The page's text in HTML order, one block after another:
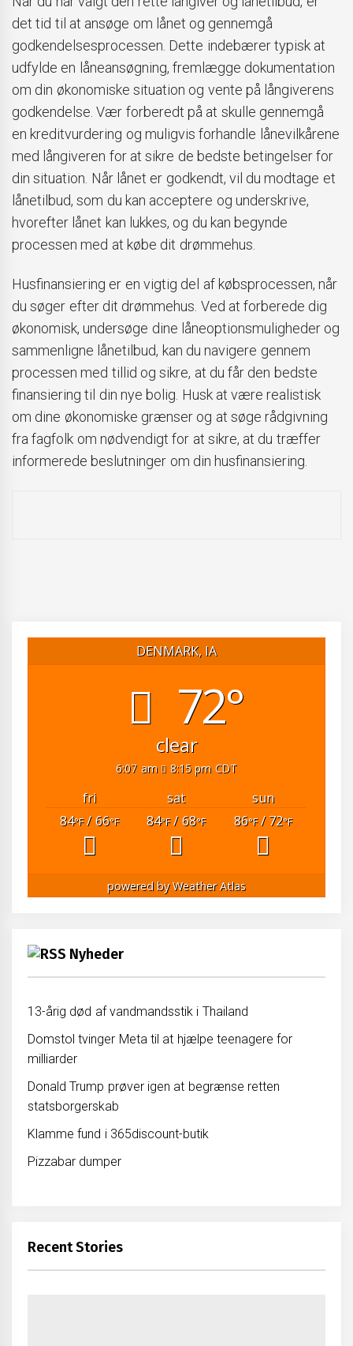
det tid til at ansøge om lånet og gennemgå
godkendelsesprocessen. Dette indebærer typisk at
udfylde en låneansøgning, fremlægge dokumentation
om din økonomiske situation og vente på långiverens
godkendelse. Vær forberedt på at skulle gennemgå
en kreditvurdering og muligvis forhandle lånevilkårene
med långiveren for at sikre de bedste betingelser for
din situation. Når lånet er godkendt, vil du modtage et
lånetilbud, som du kan acceptere og underskrive,
hvorefter lånet kan lukkes, og du kan begynde
processen med at købe dit drømmehus.
Husfinansiering er en vigtig del af købsprocessen, når
du søger efter dit drømmehus. Ved at forberede dig
økonomisk, undersøge dine låneoptionsmuligheder og
sammenligne lånetilbud, kan du navigere gennem
processen med tillid og sikre, at du får den bedste
finansiering til din nye bolig. Husk at være realistisk
om dine økonomiske grænser og at søge rådgivning
fra fagfolk om nødvendigt for at sikre, at du træffer
informerede beslutninger om din husfinansiering.
DENMARK, IA
72°
clear
6:07 am 8:15 pm CDT
fri sat
sun
84°F/ 66°F 84°F/ 68°F 86°F/ 72°F
powered byWeather Atlas
Nyheder
13-årig død af vandmandsstik i Thailand
Domstol tvinger Meta til at hjælpe teenagere for
milliarder
Donald Trump prøver igen at begrænse retten
statsborgerskab
Klamme fund i 365discount-butik
Pizzabar dumper
Recent Stories